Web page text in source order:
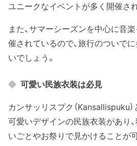
ユニークなイベントが多く開催さ
また、サマーシーズンを中心に音
催されているので、旅行のついで
いでしょう。
可愛い民族衣装は必見
カンサッリスプク（Kansallispuku
可愛いデザインの民族衣装があり
いごとやお祭りで見かけることが